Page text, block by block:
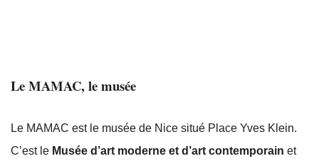
Le MAMAC, le musée
Le MAMAC est le musée de Nice situé Place Yves Klein.
C’est le Musée d’art moderne et d’art contemporain et